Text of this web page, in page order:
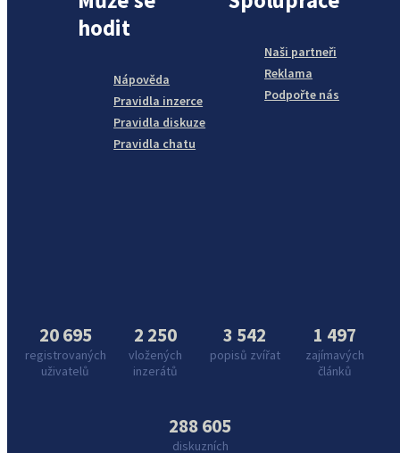
hodit
Nápověda
Pravidla inzerce
Pravidla diskuze
Pravidla chatu
Naši partneři
Reklama
Podpořte nás
20 695
registrovaných
uživatelů
2 250
vložených
inzerátů
3 542
popisů zvířat
1 497
zajímavých
článků
288 605
diskuzních